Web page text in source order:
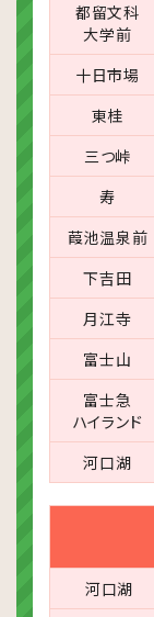
都留文科
大学前
十日市場
東桂
三つ峠
寿
葭池温泉前
下吉田
月江寺
富士山
富士急
ハイランド
河口湖
河口湖